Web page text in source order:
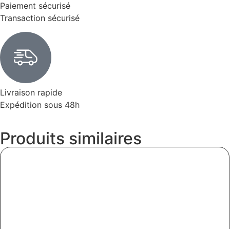
Paiement sécurisé
Transaction sécurisé
Livraison rapide
Expédition sous 48h
Produits similaires